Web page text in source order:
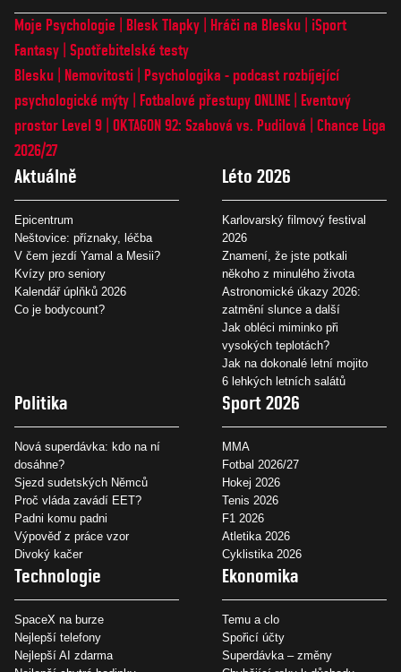
Moje Psychologie Blesk Tlapky Hráči na Blesku
iSport
Fantasy Spotřebitelské testy
Blesku
Nemovitosti
Psychologika - podcast rozbíjející
psychologické mýty
Fotbalové přestupy ONLINE
Eventový
prostor Level 9 OKTAGON 92: Szabová vs. Pudilová
Chance Liga
2026/27
Aktuálně
Epicentrum
Neštovice: příznaky, léčba
V čem jezdí Yamal a Mesii?
Kvízy pro seniory
Kalendář úplňků 2026
Co je bodycount?
Léto 2026
Karlovarský filmový festival
2026
Znamení, že jste potkali
někoho z minulého života
Astronomické úkazy 2026:
zatmění slunce a další
Jak obléci miminko při
vysokých teplotách?
Jak na dokonalé letní mojito
6 lehkých letních salátů
Politika
Nová superdávka: kdo na ní
dosáhne?
Sjezd sudetských Němců
Proč vláda zavádí EET?
Padni komu padni
Výpověď z práce vzor
Divoký kačer
Sport 2026
MMA
Fotbal 2026/27
Hokej 2026
Tenis 2026
F1 2026
Atletika 2026
Cyklistika 2026
Technologie
SpaceX na burze
Nejlepší telefony
Nejlepší AI zdarma
Ekonomika
Temu a clo
Spořicí účty
Superdávka – změny